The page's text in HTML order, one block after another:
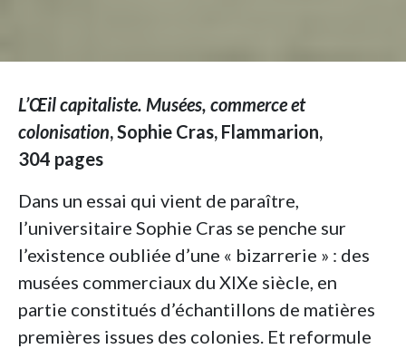
L’Œil capitaliste. Musées, commerce et
colonisation, Sophie Cras, Flammarion,
304 pages
Dans un essai qui vient de paraître,
l’universitaire Sophie Cras se penche sur
l’existence oubliée d’une « bizarrerie » : des
musées commerciaux du XIXe siècle, en
partie constitués d’échantillons de matières
premières issues des colonies. Et reformule